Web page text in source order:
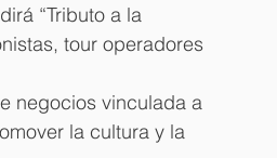
“Tributo a la
tour operadores
negocios vinculada a
la cultura y la